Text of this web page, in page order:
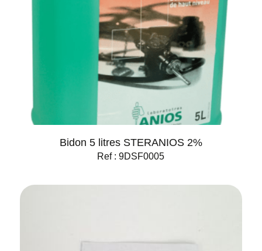
Bidon 5 litres STERANIOS 2%
Ref : 9DSF0005